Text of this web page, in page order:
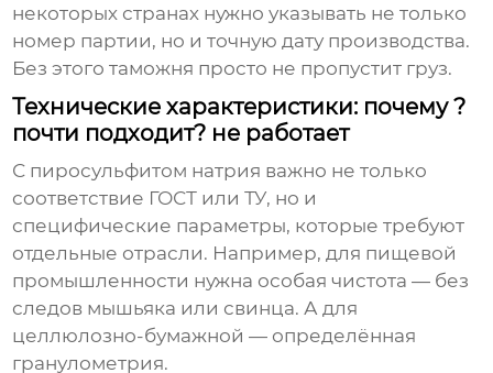
некоторых странах нужно указывать не только
номер партии, но и точную дату производства.
Без этого таможня просто не пропустит груз.
Технические характеристики: почему ?
почти подходит? не работает
С пиросульфитом натрия важно не только
соответствие ГОСТ или ТУ, но и
специфические параметры, которые требуют
отдельные отрасли. Например, для пищевой
промышленности нужна особая чистота — без
следов мышьяка или свинца. А для
целлюлозно-бумажной — определённая
гранулометрия.